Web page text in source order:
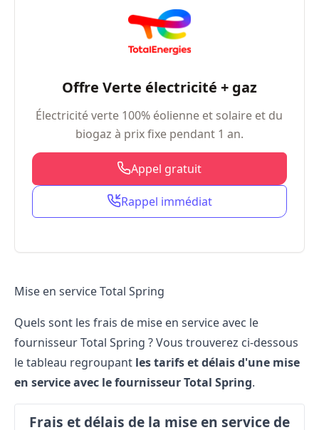
Offre Verte électricité + gaz
Électricité verte 100% éolienne et solaire et du
biogaz à prix fixe pendant 1 an.
Appel gratuit
Rappel immédiat
Mise en service Total Spring
Quels sont les frais de mise en service avec le
fournisseur Total Spring ? Vous trouverez ci-dessous
le tableau regroupant les tarifs et délais d'une mise
en service avec le fournisseur Total Spring.
Frais et délais de la mise en service de